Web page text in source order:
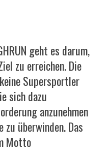
geht es darum,
zu erreichen. Die
Supersportler
sich dazu
anzunehmen
zu überwinden. Das
Motto